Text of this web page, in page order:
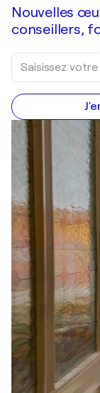
Nouvelles
conseillers,